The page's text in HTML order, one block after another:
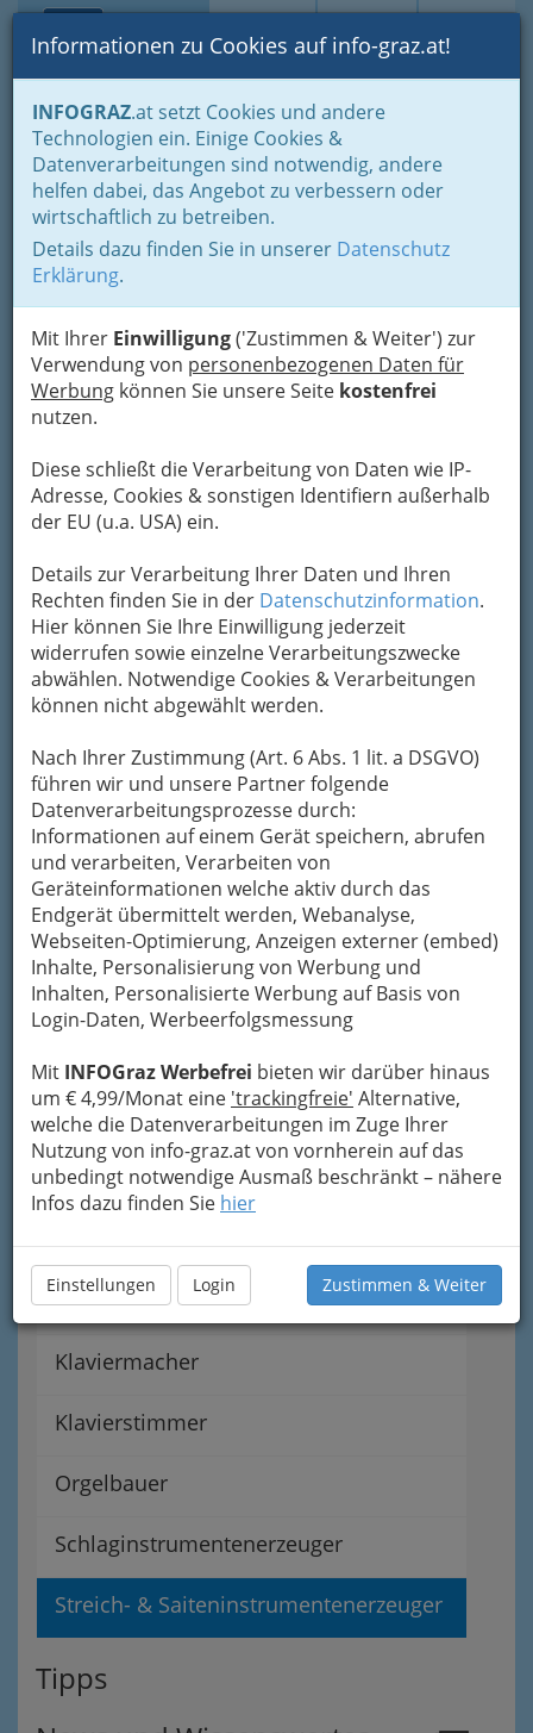
Suche Login Toggle
Informationen zu Cookies auf info-graz.at!
INFOGRAZ.at setzt Cookies und andere
Technologien ein. Einige Cookies &
Datenverarbeitungen sind notwendig, andere
helfen dabei, das Angebot zu verbessern oder
wirtschaftlich zu betreiben.
Details dazu finden Sie in unserer Datenschutz
Erklärung.
Mit Ihrer Einwilligung('Zustimmen & Weiter') zur
Verwendung von personenbezogenen Daten für
Werbung können Sie unsere Seite kostenfrei
nutzen.
Diese schließt die Verarbeitung von Daten wie IP-
Adresse, Cookies & sonstigen Identifiern außerhalb
der EU (u.a. USA) ein.
Details zur Verarbeitung Ihrer Daten und Ihren
Rechten finden Sie in der Datenschutzinformation.
Hier können Sie Ihre Einwilligung jederzeit
widerrufen sowie einzelne Verarbeitungszwecke
abwählen. Notwendige Cookies & Verarbeitungen
können nicht abgewählt werden.
Nach Ihrer Zustimmung (Art. 6 Abs. 1 lit. a DSGVO)
führen wir und unsere Partner folgende
Datenverarbeitungsprozesse durch:
Informationen auf einem Gerät speichern, abrufen
und verarbeiten, Verarbeiten von
Geräteinformationen welche aktiv durch das
Endgerät übermittelt werden, Webanalyse,
Webseiten-Optimierung, Anzeigen externer (embed)
Inhalte, Personalisierung von Werbung und
Inhalten, Personalisierte Werbung auf Basis von
Login-Daten, Werbeerfolgsmessung
Mit INFOGraz Werbefrei bieten wir darüber hinaus
um € 4,99/Monat eine 'trackingfreie' Alternative,
welche die Datenverarbeitungen im Zuge Ihrer
Nutzung von info-graz.at von vornherein auf das
unbedingt notwendige Ausmaß beschränkt – nähere
Infos dazu finden Sie hier
Einstellungen Login Zustimmen & Weiter
Home Branchen
Gewerbe, Handwerk, Banken
Gewerbe & Handwerk, Gliederung der WKO
Musikinstrumenten-Erzeuger
Streich- & Saiteninstrumentenerzeuger
Edmund Resch
Brandhofgasse 22, 8010 Graz
+43 316 384 523
Karte
Adresse mit Google Maps anschauen
So gliedert die WKO
Blechblasinstrumentenerzeuger
Fachvertretung der
Musikinstrumentenerzeuger
Harmonikamacher
Holzblasinstrumentenerzeuger
Klaviermacher
Klavierstimmer
Orgelbauer
Schlaginstrumentenerzeuger
Streich- & Saiteninstrumentenerzeuger
Tipps